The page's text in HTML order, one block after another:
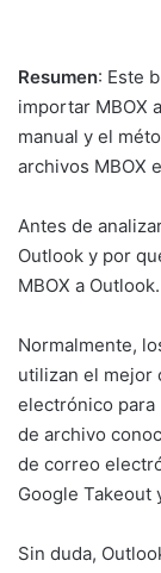
Resumen: Este
importar MBOX
manual y el
archivos MBOX
Antes de
Outlook y por
MBOX a Outlook.
Normalmente,
utilizan el mejor
electrónico para
de archivo
de correo
Google Takeout
Sin duda,